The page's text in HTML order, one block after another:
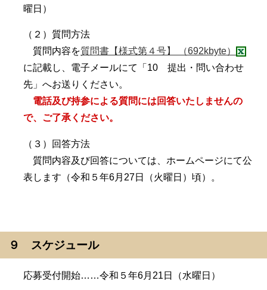
曜日）
（２）質問方法
質問内容を質問書【様式第４号】 （692kbyte）
に記載し、電子メールにて「10 提出・問い合わせ
先」へお送りください。
電話及び持参による質問には回答いたしませんの
で、ご了承ください。
（３）回答方法
質問内容及び回答については、ホームページにて公
表します（令和５年6月27日（火曜日）頃）。
９ スケジュール
応募受付開始……令和５年6月21日（水曜日）